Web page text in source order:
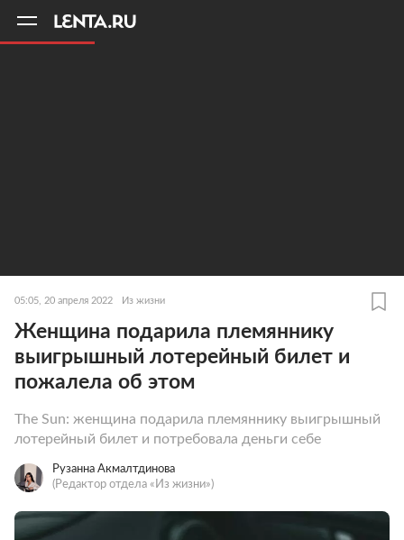
05:05, 20 апреля 2022 Из жизни
Женщина подарила племяннику
выигрышный лотерейный билет и
пожалела об этом
The Sun: женщина подарила племяннику выигрышный
лотерейный билет и потребовала деньги себе
Рузанна Акмалтдинова
(Редактор отдела «Из жизни»)